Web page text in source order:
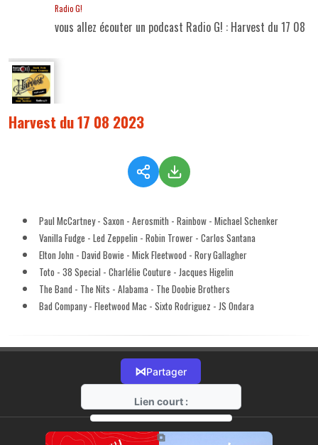
Radio G!
vous allez écouter un podcast Radio G! : Harvest du 17 08
Harvest du 17 08 2023
Paul McCartney - Saxon - Aerosmith - Rainbow - Michael Schenker
Vanilla Fudge - Led Zeppelin - Robin Trower - Carlos Santana
Elton John - David Bowie - Mick Fleetwood - Rory Gallagher
Toto - 38 Special - Charlélie Couture - Jacques Higelin
The Band - The Nits - Alabama - The Doobie Brothers
Bad Company - Fleetwood Mac - Sixto Rodriguez - JS Ondara
⋈Partager
Lien court :
https://radio-g.fr?12241
⧉